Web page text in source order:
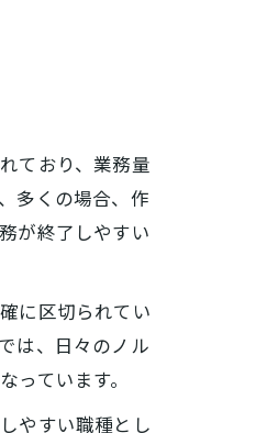
ており、業務量
多くの場合、作
が終了しやすい
に区切られてい
は、日々のノル
ています。
やすい職種とし